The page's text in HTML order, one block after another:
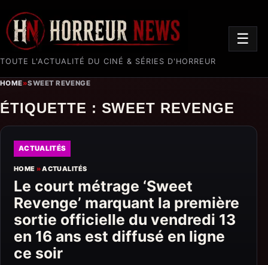
TOUTE L'ACTUALITÉ DU CINÉ & SÉRIES D'HORREUR
☰
HOME»SWEET REVENGE
ÉTIQUETTE : SWEET REVENGE
ACTUALITÉS
HOME »ACTUALITÉS
Le court métrage ‘Sweet
Revenge’ marquant la première
sortie officielle du vendredi 13
en 16 ans est diffusé en ligne
ce soir